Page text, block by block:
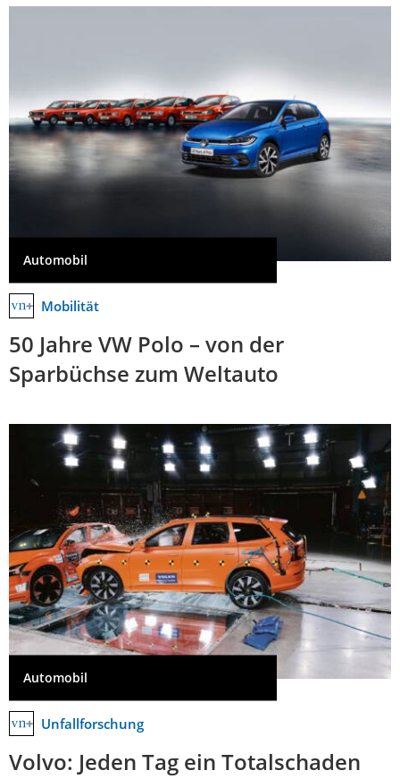
Automobil
Mobilität
50 Jahre VW Polo – von der
Sparbüchse zum Weltauto
Automobil
Unfallforschung
Volvo: Jeden Tag ein Totalschaden